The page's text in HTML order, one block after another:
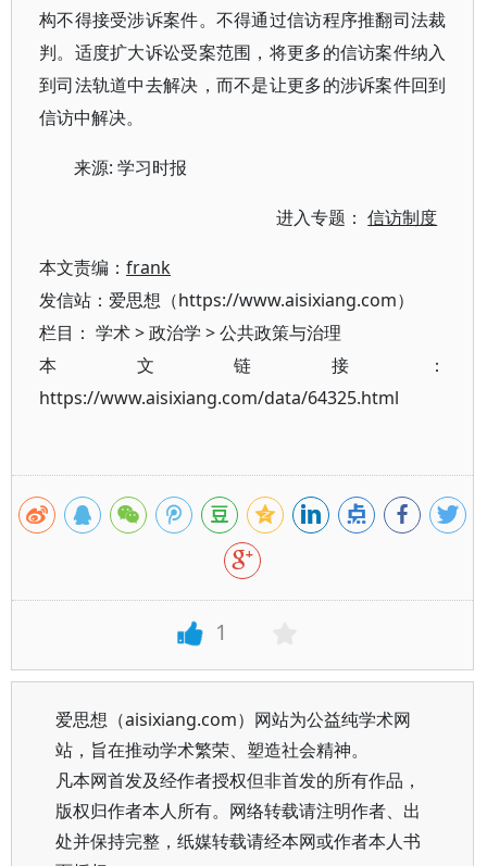
构不得接受涉诉案件。不得通过信访程序推翻司法裁
判。适度扩大诉讼受案范围，将更多的信访案件纳入
到司法轨道中去解决，而不是让更多的涉诉案件回到
信访中解决。
来源: 学习时报
进入专题：信访制度
本文责编： frank
发信站：爱思想（https://www.aisixiang.com）
栏目： 学术>政治学 >公共政策与治理
本文链接：
https://www.aisixiang.com/data/64325.html
1
爱思想（aisixiang.com）网站为公益纯学术网
站，旨在推动学术繁荣、塑造社会精神。
凡本网首发及经作者授权但非首发的所有作品，
版权归作者本人所有。网络转载请注明作者、出
处并保持完整，纸媒转载请经本网或作者本人书